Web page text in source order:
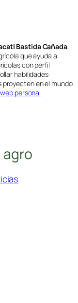
Bastida Cañada,
que ayuda a
con perfil
habilidades
proyecten en el mundo
personal